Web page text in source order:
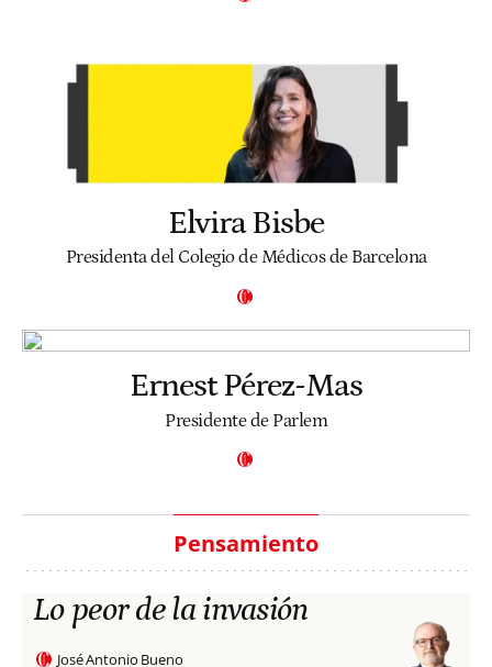
Elvira Bisbe
Presidenta del Colegio de Médicos de Barcelona
Ernest Pérez-Mas
Presidente de Parlem
Pensamiento
Lo peor de la invasión
José Antonio Bueno